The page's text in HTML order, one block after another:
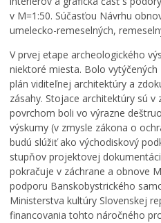
v M=1:50. Súčasťou Návrhu
umelecko-remeselných,
V prvej etape archeologického
niektoré miesta. Bolo
plán viditeľnej architektúry a
zásahy. Stojace architektúry sú
povrchom boli vo výrazne
výskumy (v zmysle zákona o
budú slúžiť ako východiskový
stupňov projektovej
pokračuje v záchrane a obnove
podporu Banskobystrického
Ministerstva kultúry Slovenskej
financovania tohto náročného